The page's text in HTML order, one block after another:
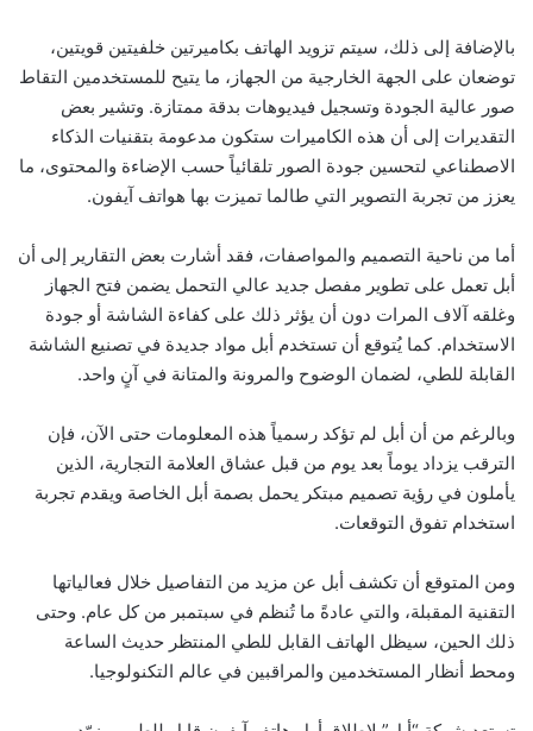
بالإضافة إلى ذلك، سيتم تزويد الهاتف بكاميرتين خلفيتين قويتين،
توضعان على الجهة الخارجية من الجهاز، ما يتيح للمستخدمين التقاط
صور عالية الجودة وتسجيل فيديوهات بدقة ممتازة. وتشير بعض
التقديرات إلى أن هذه الكاميرات ستكون مدعومة بتقنيات الذكاء
الاصطناعي لتحسين جودة الصور تلقائياً حسب الإضاءة والمحتوى، ما
يعزز من تجربة التصوير التي طالما تميزت بها هواتف آيفون.
أما من ناحية التصميم والمواصفات، فقد أشارت بعض التقارير إلى أن
أبل تعمل على تطوير مفصل جديد عالي التحمل يضمن فتح الجهاز
وغلقه آلاف المرات دون أن يؤثر ذلك على كفاءة الشاشة أو جودة
الاستخدام. كما يُتوقع أن تستخدم أبل مواد جديدة في تصنيع الشاشة
القابلة للطي، لضمان الوضوح والمرونة والمتانة في آنٍ واحد.
وبالرغم من أن أبل لم تؤكد رسمياً هذه المعلومات حتى الآن، فإن
الترقب يزداد يوماً بعد يوم من قبل عشاق العلامة التجارية، الذين
يأملون في رؤية تصميم مبتكر يحمل بصمة أبل الخاصة ويقدم تجربة
استخدام تفوق التوقعات.
ومن المتوقع أن تكشف أبل عن مزيد من التفاصيل خلال فعالياتها
التقنية المقبلة، والتي عادةً ما تُنظم في سبتمبر من كل عام. وحتى
ذلك الحين، سيظل الهاتف القابل للطي المنتظر حديث الساعة
ومحط أنظار المستخدمين والمراقبين في عالم التكنولوجيا.